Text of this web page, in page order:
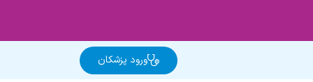
ورود پزشکان